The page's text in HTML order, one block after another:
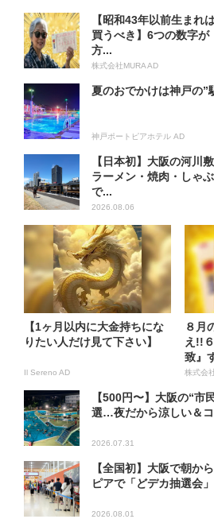
【昭和43年以前生まれ
買うべき】6つの数字が
方...
株式会社MURA AD
夏のおでかけは神戸の”
神戸ポートピアホテル AD
【日本初】大阪の河川
ラーメン・焼肉・しゃ
で...
2026.08.06
【1ヶ月以内に大金持ちにな
りたい人だけ見て下さい】
Il Sereno AD
８月
え!!
致』
株式会
【500円〜】大阪の“市
選…夜だから涼しい＆
2026.07.31
【全国初】大阪で朝か
ピアで「どデカ抽選会
2026.08.01